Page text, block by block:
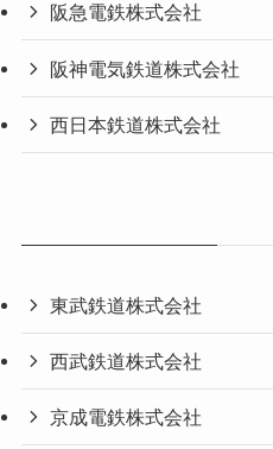
阪急電鉄株式会社
阪神電気鉄道株式会社
西日本鉄道株式会社
東武鉄道株式会社
西武鉄道株式会社
京成電鉄株式会社